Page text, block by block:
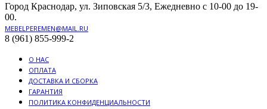
Город Краснодар, ул. Зиповская 5/3, Ежедневно с 10-00 до 19-
00.
MEBELPEREMEN@MAIL.RU
8 (961) 855-999-2
О НАС
ОПЛАТА
ДОСТАВКА И СБОРКА
ГАРАНТИЯ
ПОЛИТИКА КОНФИДЕНЦИАЛЬНОСТИ